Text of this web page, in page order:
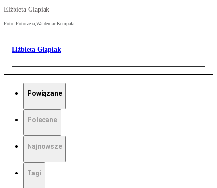
Elżbieta Glapiak
Foto: Fotorzepa,Waldemar Kompała
Elżbieta Glapiak
Powiązane
Polecane
Najnowsze
Tagi